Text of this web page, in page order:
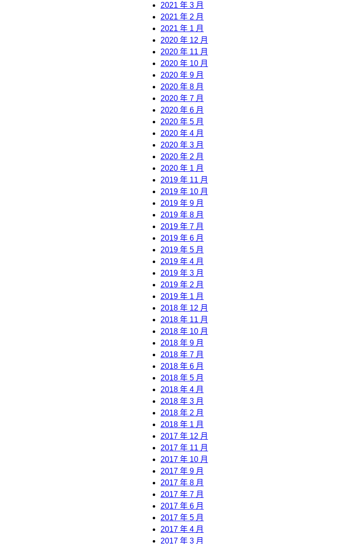
2021 年 3 月
2021 年 2 月
2021 年 1 月
2020 年 12 月
2020 年 11 月
2020 年 10 月
2020 年 9 月
2020 年 8 月
2020 年 7 月
2020 年 6 月
2020 年 5 月
2020 年 4 月
2020 年 3 月
2020 年 2 月
2020 年 1 月
2019 年 11 月
2019 年 10 月
2019 年 9 月
2019 年 8 月
2019 年 7 月
2019 年 6 月
2019 年 5 月
2019 年 4 月
2019 年 3 月
2019 年 2 月
2019 年 1 月
2018 年 12 月
2018 年 11 月
2018 年 10 月
2018 年 9 月
2018 年 7 月
2018 年 6 月
2018 年 5 月
2018 年 4 月
2018 年 3 月
2018 年 2 月
2018 年 1 月
2017 年 12 月
2017 年 11 月
2017 年 10 月
2017 年 9 月
2017 年 8 月
2017 年 7 月
2017 年 6 月
2017 年 5 月
2017 年 4 月
2017 年 3 月